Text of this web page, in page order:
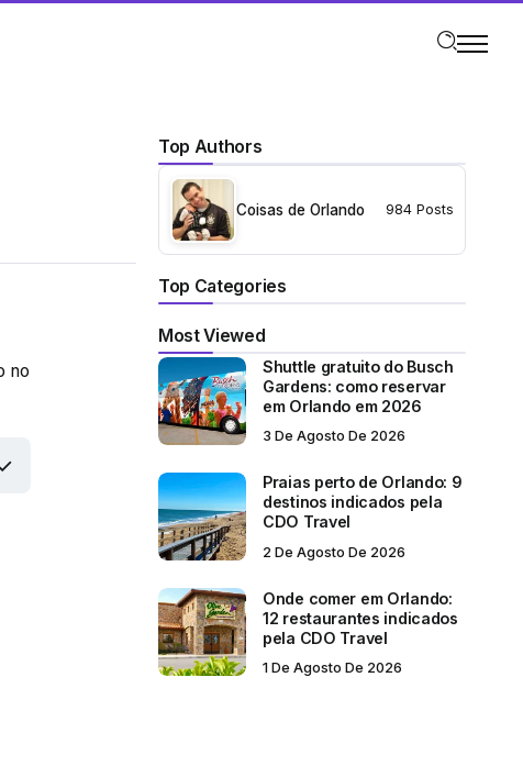
no
Top Authors
Coisas de Orlando 984 Posts
Top Categories
Most Viewed
Shuttle gratuito do Busch
Gardens: como reservar
em Orlando em 2026
3 De Agosto De 2026
Praias perto de Orlando: 9
destinos indicados pela
CDO Travel
2 De Agosto De 2026
Onde comer em Orlando:
12 restaurantes indicados
pela CDO Travel
1 De Agosto De 2026